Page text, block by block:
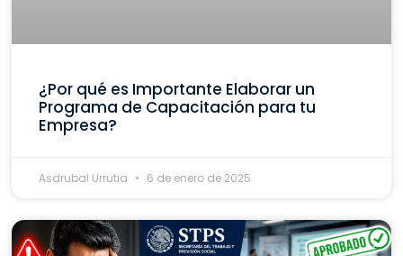
¿Por qué es Importante Elaborar un
Programa de Capacitación para tu
Empresa?
Asdrubal Urrutia 6 de enero de 2025